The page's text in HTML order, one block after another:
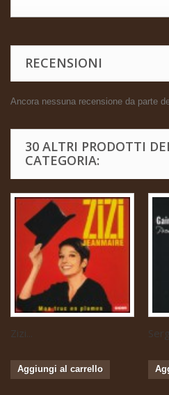
RECENSIONI
Ancora nessuna recensione da parte
30 ALTRI PRODOTTI
CATEGORIA:
Zizi...
Aggiungi al carrello